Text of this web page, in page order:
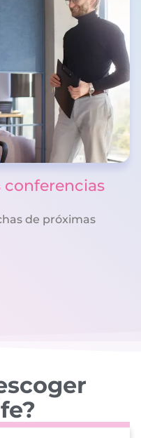
conferencias
de próximas